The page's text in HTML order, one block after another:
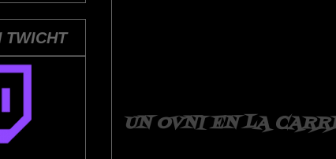
UN OVNI EN LA
TWICHT